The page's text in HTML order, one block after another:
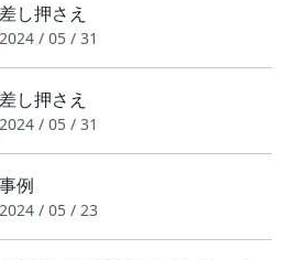
し押さえ
2024 / 05 / 31
し押さえ
2024 / 05 / 31
例
2024 / 05 / 23